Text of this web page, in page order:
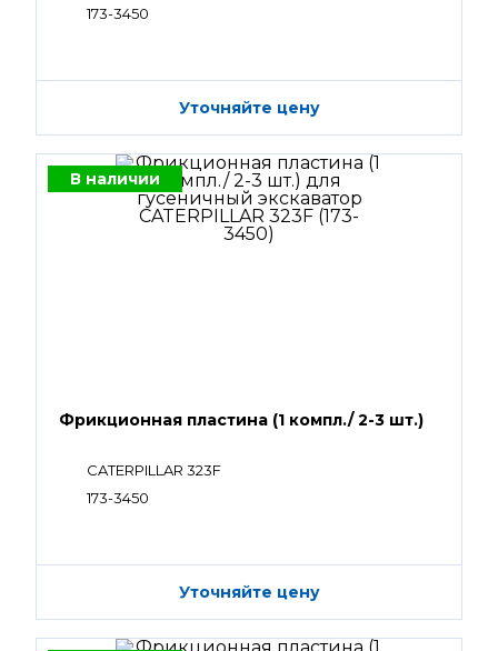
173-3450
Уточняйте цену
В наличии
Фрикционная пластина (1 компл./ 2-3 шт.)
CATERPILLAR 323F
173-3450
Уточняйте цену